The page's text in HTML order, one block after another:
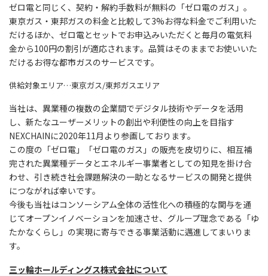
ゼロ電と同じく、契約・解約手数料が無料の「ゼロ電のガス」。
東京ガス・東邦ガスの料金と比較して3%お得な料金でご利用いた
だけるほか、ゼロ電とセットでお申込みいただくと毎月の電気料
金から100円の割引が適応されます。品質はそのままでお使いいた
だけるお得な都市ガスのサービスです。
供給対象エリア…東京ガス/東邦ガスエリア
当社は、異業種の複数の企業間でデジタル技術やデータを活用
し、新たなユーザーメリットの創出や利便性の向上を目指す
NEXCHAINに2020年11月より参画しております。
この度の「ゼロ電」「ゼロ電のガス」の販売を皮切りに、相互補
完された異業種データとエネルギー事業者としての知見を掛け合
わせ、引き続き社会課題解決の一助となるサービスの開発と提供
につながれば幸いです。
今後も当社はコンソーシアム全体の活性化への積極的な関与を通
じてオープンイノベーションを加速させ、グループ理念である「ゆ
たかなくらし」の実現に寄与できる事業活動に邁進してまいりま
す。
三ッ輪ホールディングス株式会社について